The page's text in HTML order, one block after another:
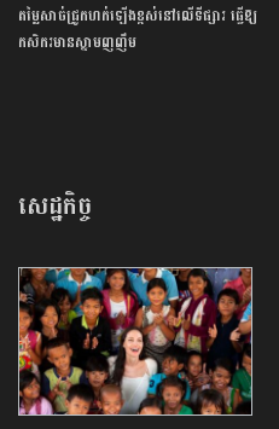
តម្លៃ​សាច់​ជ្រូក​ហក់​ឡើង​ខ្ពស់​នៅលើ​ទីផ្សារ​ ធ្វើឱ្យ​
កសិករ​មាន​ស្នាមញញឹម​
សេដ្ឋកិច្ច